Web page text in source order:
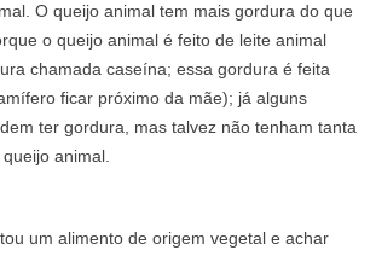
O queijo animal tem mais gordura do que
o queijo animal é feito de leite animal
chamada caseína; essa gordura é feita
ficar próximo da mãe); já alguns
ter gordura, mas talvez não tenham tanta
animal.
um alimento de origem vegetal e achar